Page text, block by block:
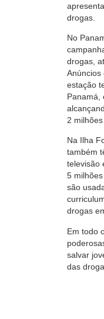
drogas.
No
drogas,
Anúncios
estação
Panamá,
2 milhões
Na Ilha
também
televisão
5 milhões
são
drogas
Em todo
salvar
das